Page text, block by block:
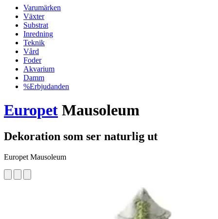
Varumärken
Växter
Substrat
Inredning
Teknik
Vård
Foder
Akvarium
Damm
%Erbjudanden
Europet Mausoleum
Dekoration som ser naturlig ut
Europet Mausoleum